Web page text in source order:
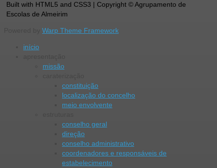
Built with HTML5 and CSS3 | Copyright © Agrupamento de
Escolas de Almeirim
Warp Theme Framework
início
missão
constituição
localização do concelho
meio envolvente
conselho geral
direção
conselho administrativo
coordenadores e responsáveis de
estabelecimento